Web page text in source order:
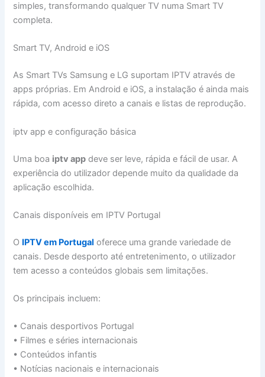
simples, transformando qualquer TV numa Smart TV
completa.
Smart TV, Android e iOS
As Smart TVs Samsung e LG suportam IPTV através de
apps próprias. Em Android e iOS, a instalação é ainda mais
rápida, com acesso direto a canais e listas de reprodução.
iptv app e configuração básica
Uma boa iptv app deve ser leve, rápida e fácil de usar. A
experiência do utilizador depende muito da qualidade da
aplicação escolhida.
Canais disponíveis em IPTV Portugal
O IPTV em Portugal oferece uma grande variedade de
canais. Desde desporto até entretenimento, o utilizador
tem acesso a conteúdos globais sem limitações.
Os principais incluem:
• Canais desportivos Portugal
• Filmes e séries internacionais
• Conteúdos infantis
• Notícias nacionais e internacionais